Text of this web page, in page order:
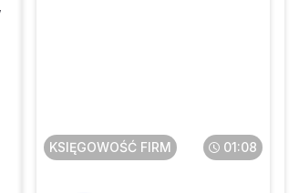
KSIĘGOWOŚĆ FIRM 01:08